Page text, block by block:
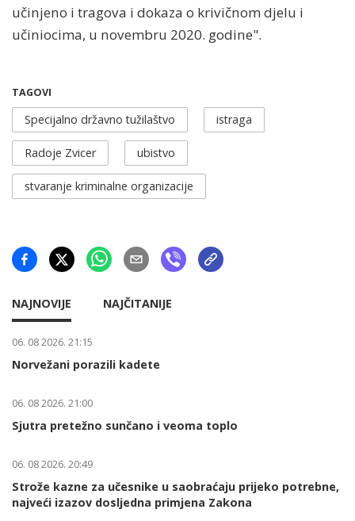
učinjeno i tragova i dokaza o krivičnom djelu i
učiniocima, u novembru 2020. godine".
TAGOVI
Specijalno državno tužilaštvo istraga
Radoje Zvicer ubistvo
stvaranje kriminalne organizacije
NAJNOVIJE NAJČITANIJE
06. 08 2026. 21:15
Norvežani porazili kadete
06. 08 2026. 21:00
Sjutra pretežno sunčano i veoma toplo
06. 08 2026. 20:49
Strože kazne za učesnike u saobraćaju prijeko potrebne,
najveći izazov dosljedna primjena Zakona